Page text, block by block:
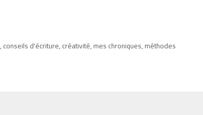
, conseils d'écriture, créativité, mes chroniques, méthodes